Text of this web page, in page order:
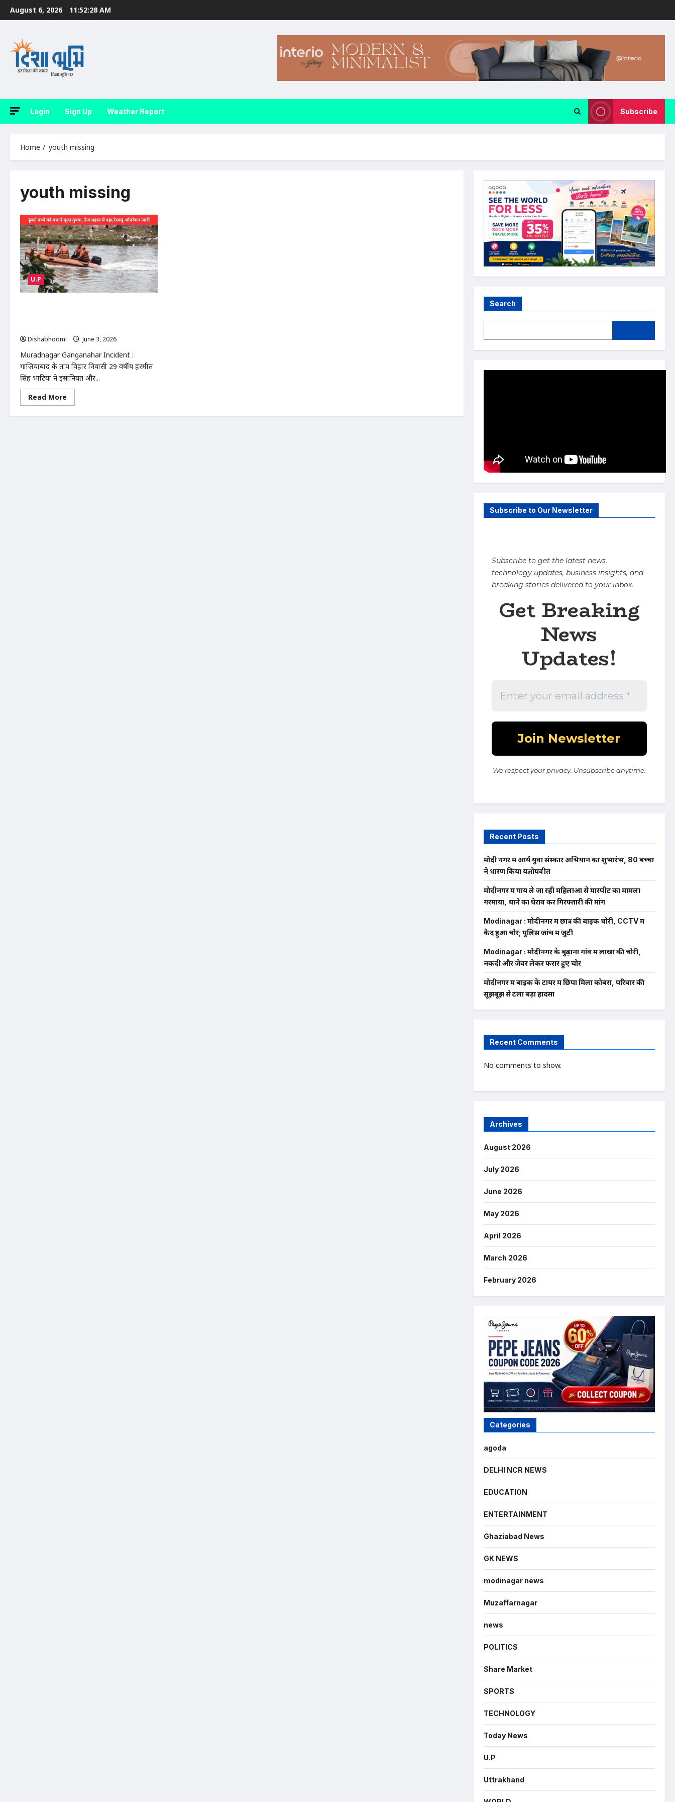
SkipAugust 6, 2026 11:52:29 AM
Login Sign Up Weather Report Subscribe
Home youth missing
youth missing
U.P
Dishabhoomi
June 3, 2026
Muradnagar Ganganahar Incident :
गाजियाबाद के प्रताप विहार निवासी 29 वर्षीय हरमीत
सिंह भाटिया ने इंसानियत और...
Read More
more
Muradnagar
Search
Subscribe to Our Newsletter
Subscribe to get the latest news,
technology updates, business insights, and
breaking stories delivered to your inbox.
Get Breaking
News
Updates!
We respect your privacy. Unsubscribe anytime.
Recent Posts
मोदी नगर में आर्य युवा संस्कार अभियान का शुभारंभ, 80 बच्चों
ने धारण किया यज्ञोपवीत
मोदीनगर में गाय ले जा रही महिलाओं से मारपीट का मामला
गरमाया, थाने का घेराव कर गिरफ्तारी की मांग
Modinagar : मोदीनगर में छात्र की बाइक चोरी, CCTV में
कैद हुआ चोर; पुलिस जांच में जुटी
Modinagar : मोदीनगर के बुढ़ाना गांव में लाखों की चोरी,
नकदी और जेवर लेकर फरार हुए चोर
मोदीनगर में बाइक के टायर में छिपा मिला कोबरा, परिवार की
सूझबूझ से टला बड़ा हादसा
Recent Comments
No comments to show.
Archives
August 2026
July 2026
June 2026
May 2026
April 2026
March 2026
February 2026
Categories
agoda
DELHI NCR NEWS
EDUCATION
ENTERTAINMENT
Ghaziabad News
GK NEWS
modinagar news
Muzaffarnagar
news
POLITICS
Share Market
SPORTS
TECHNOLOGY
Today News
U.P
Uttrakhand